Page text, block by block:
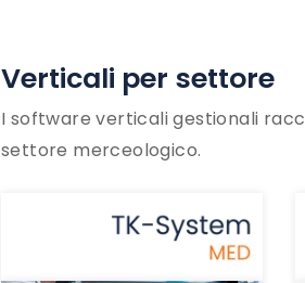
Verticali per settore
I software verticali gestionali
settore merceologico.